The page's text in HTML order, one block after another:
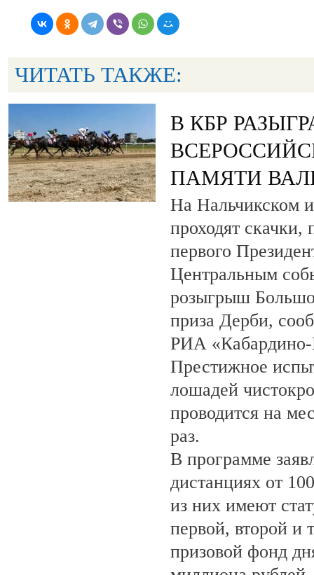
ЧИТАТЬ ТАКЖЕ:
В КБР
ПАМЯТИ
На Нальчикском
проходят
первого
Центральным
розыгрыш
приза Дерби,
РИА «Кабардино-
Престижное
лошадей
проводится на
раз.
В программе
дистанциях от
из них имеют
первой, второй и
призовой фонд